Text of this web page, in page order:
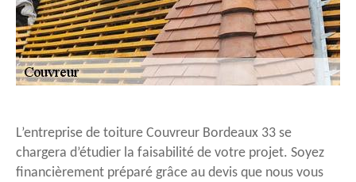
L’entreprise de toiture Couvreur Bordeaux 33 se
chargera d’étudier la faisabilité de votre projet. Soyez
financièrement préparé grâce au devis que nous vous